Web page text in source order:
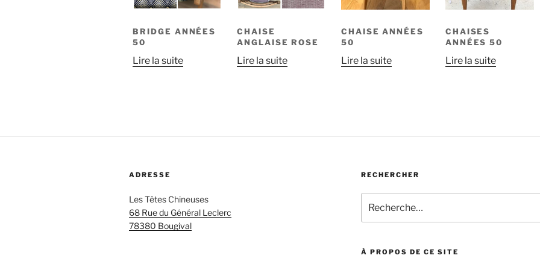
BRIDGE ANNÉES
50
Lire la suite
CHAISE
ANGLAISE ROSE
Lire la suite
CHAISE ANNÉES
50
Lire la suite
CHAISES
ANNÉES 50
Lire la suite
ADRESSE
Les Têtes Chineuses
68 Rue du Général Leclerc
78380 Bougival
RECHERCHER
pour
:
À PROPOS DE CE SITE